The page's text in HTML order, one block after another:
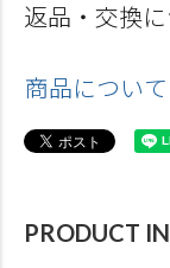
返品・交換
商品につい
PRODUCT